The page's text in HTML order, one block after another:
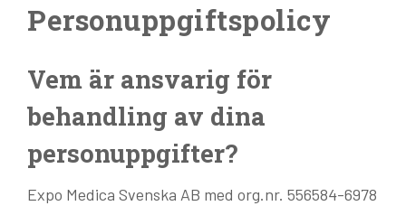
Personuppgiftspolicy
Vem är ansvarig för
behandling av dina
personuppgifter?
Expo Medica Svenska AB med org.nr. 556584-6978